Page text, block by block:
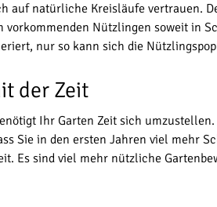
auf natürliche Kreisläufe vertrauen.
Nützlingen soweit in
nur so kann sich die
der Zeit
Ihr Garten Zeit sich
Sie in den ersten Jahren viel mehr
Es sind viel mehr nützliche